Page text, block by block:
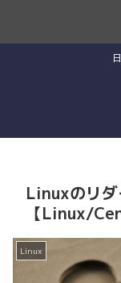
Linuxのリダ
【Linux/
Linux